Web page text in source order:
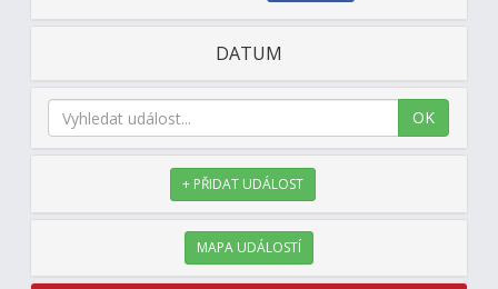
DATUM
OK
+ PŘIDAT UDÁLOST
MAPA UDÁLOSTÍ